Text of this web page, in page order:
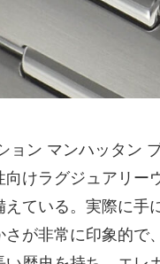
ョン マンハッタン
けラグジュアリー
えている。実際に
さが非常に印象的